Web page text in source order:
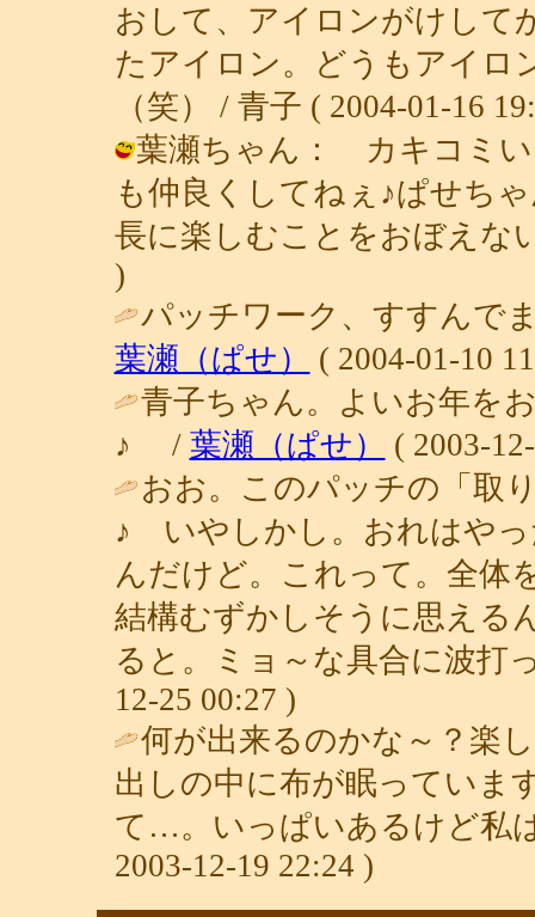
おして、アイロンがけして
たアイロン。どうもアイロ
（笑） / 青子 ( 2004-01-16
葉瀬ちゃん： カキコミい
も仲良くしてねぇ♪ぱせち
長に楽しむことをおぼえな
)
パッチワーク、すすんで
葉瀬（ぱせ）
( 2004-01-10
青子ちゃん。よいお年を
♪ / 葉瀬（ぱせ）
( 2003-
おお。このパッチの「取
♪ いやしかし。おれはやっ
んだけど。これって。全体
結構むずかしそうに思え
ると。ミョ～な具合に波
12-25 00:27 )
何が出来るのかな～？楽
出しの中に布が眠っていま
て…。いっぱいあるけど私
2003-12-19 22:24 )